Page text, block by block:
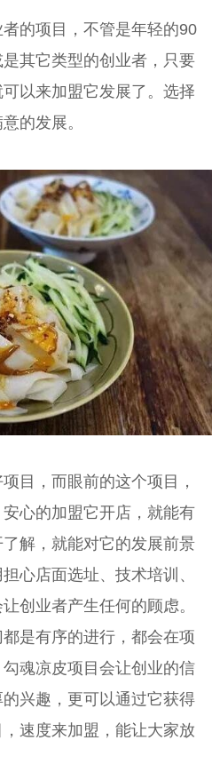
的项目，不管是年轻的90
其它类型的创业者，只要
以来加盟它发展了。选择
的发展。
，而眼前的这个项目，
心的加盟它开店，就能有
解，就能对它的发展前景
心店面选址、技术培训、
创业者产生任何的顾虑。
是有序的进行，都会在项
魂凉皮项目会让创业的信
兴趣，更可以通过它获得
速度来加盟，能让大家放